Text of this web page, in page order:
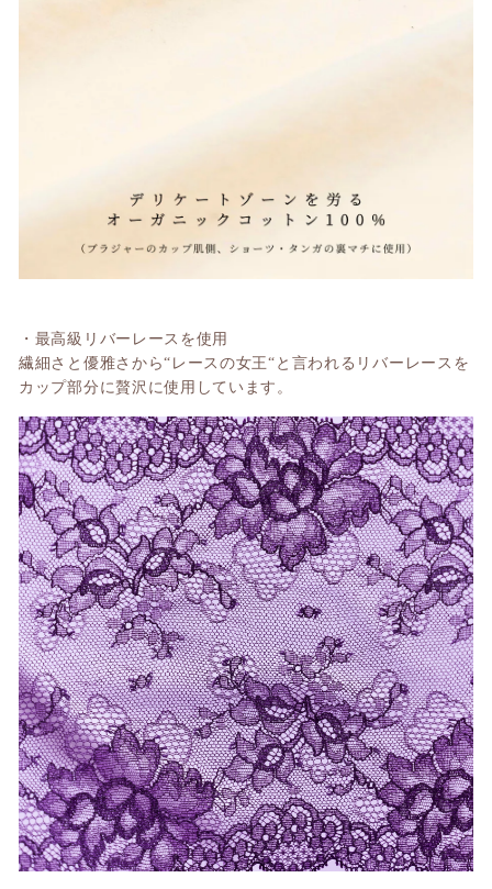
・最高級リバーレースを使用
繊細さと優雅さから“レースの女王“と言われるリバーレースを
カップ部分に贅沢に使用しています。